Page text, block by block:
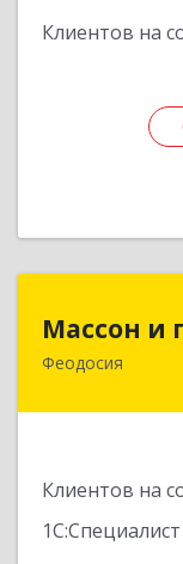
Клиентов на
Массон и
Феодосия
Клиентов на
1С:Специалист
298112,